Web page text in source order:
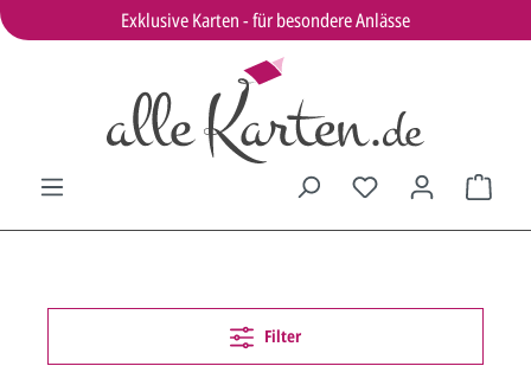
Exklusive Karten - für besondere Anlässe
Filter